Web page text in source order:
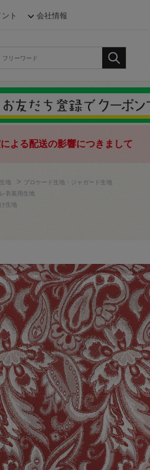
ト 会社情報
よる配送の影響につきまして
地 >
ブロケード生地・ジャガード生地
衣装用生地
生地